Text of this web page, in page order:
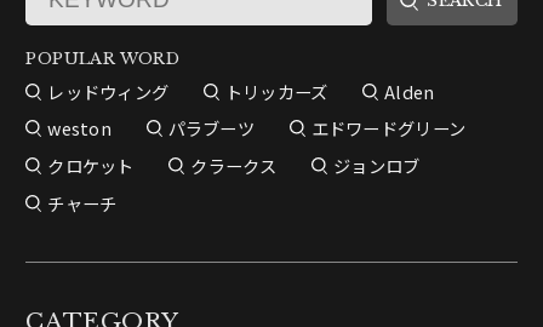
POPULAR WORD
レッドウィング トリッカーズ
Alden
weston
パラブーツ
エドワードグリーン
クロケット
クラークス
ジョンロブ
チャーチ